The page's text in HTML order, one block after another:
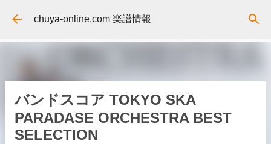
スキップしてメイン コンテンツに移動
chuya-online.com 楽譜情報
バンドスコア TOKYO SKA
PARADASE ORCHESTRA BEST
SELECTION